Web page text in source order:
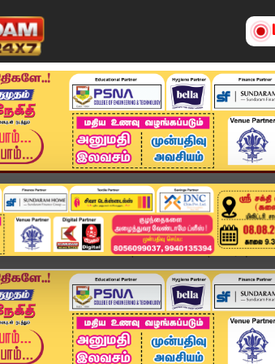
அண்மை தமிழ்நாடு சினிமா
SPEED NEWS TAMIL | June 2- 2026 | விரைவுச்